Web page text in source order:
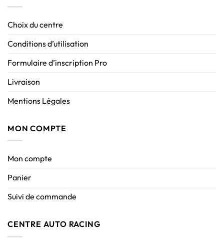
Choix du centre
Conditions d’utilisation
Formulaire d’inscription Pro
Livraison
Mentions Légales
MON COMPTE
Mon compte
Panier
Suivi de commande
CENTRE AUTO RACING